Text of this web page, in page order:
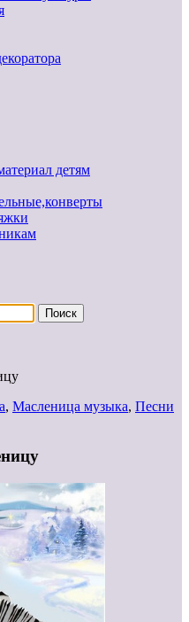
детям
, Масленица музыка, Песни